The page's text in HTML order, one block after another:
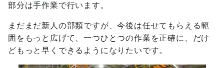
部分は手作業で行います。
まだまだ新人の部類ですが、今後は任せてもらえる範
囲をもっと広げて、一つひとつの作業を正確に、だけ
どもっと早くできるようになりたいです。